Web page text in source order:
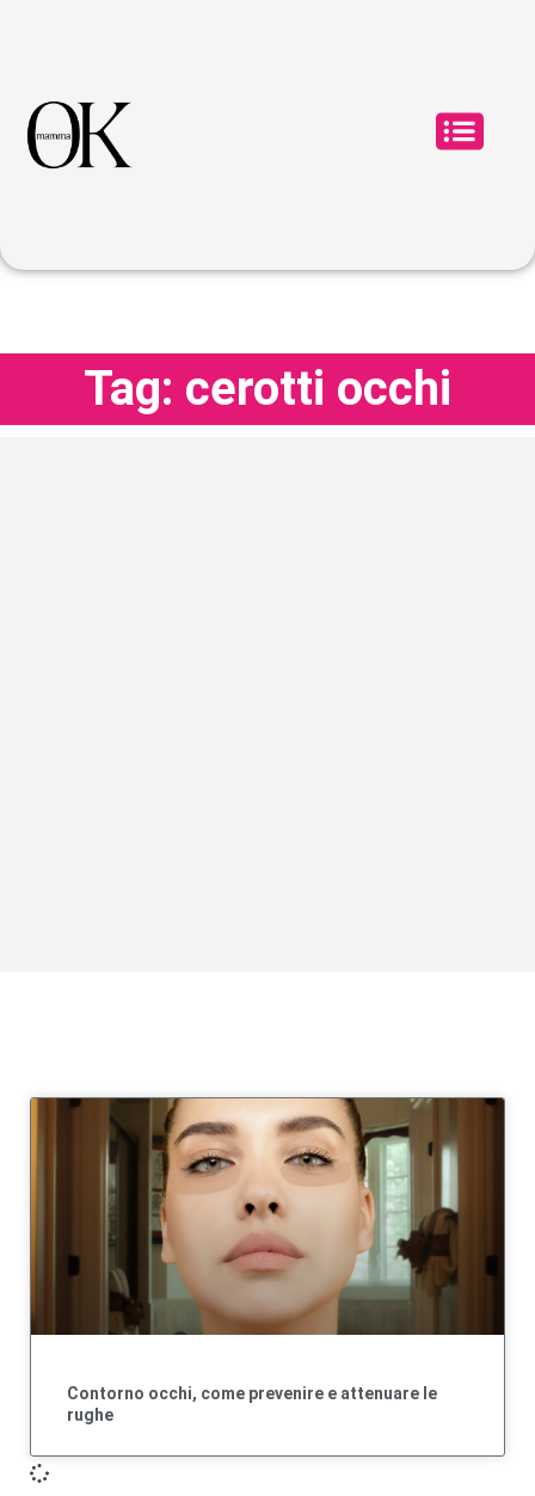
Tag: cerotti occhi
Contorno occhi, come prevenire e attenuare le
rughe